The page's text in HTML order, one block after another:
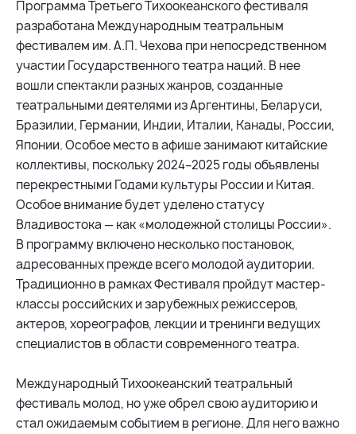
Программа Третьего Тихоокеанского фестиваля
разработана Международным театральным
фестивалем им. А.П. Чехова при непосредственном
участии Государственного театра наций. В нее
вошли спектакли разных жанров, созданные
театральными деятелями из Аргентины, Беларуси,
Бразилии, Германии, Индии, Италии, Канады, России,
Японии. Особое место в афише занимают китайские
коллективы, поскольку 2024–2025 годы объявлены
перекрестными Годами культуры России и Китая.
Особое внимание будет уделено статусу
Владивостока — как «молодежной столицы России».
В программу включено несколько постановок,
адресованных прежде всего молодой аудитории.
Традиционно в рамках Фестиваля пройдут мастер-
классы российских и зарубежных режиссеров,
актеров, хореографов, лекции и тренинги ведущих
специалистов в области современного театра.
Международный Тихоокеанский театральный
фестиваль молод, но уже обрел свою аудиторию и
стал ожидаемым событием в регионе. Для него важно